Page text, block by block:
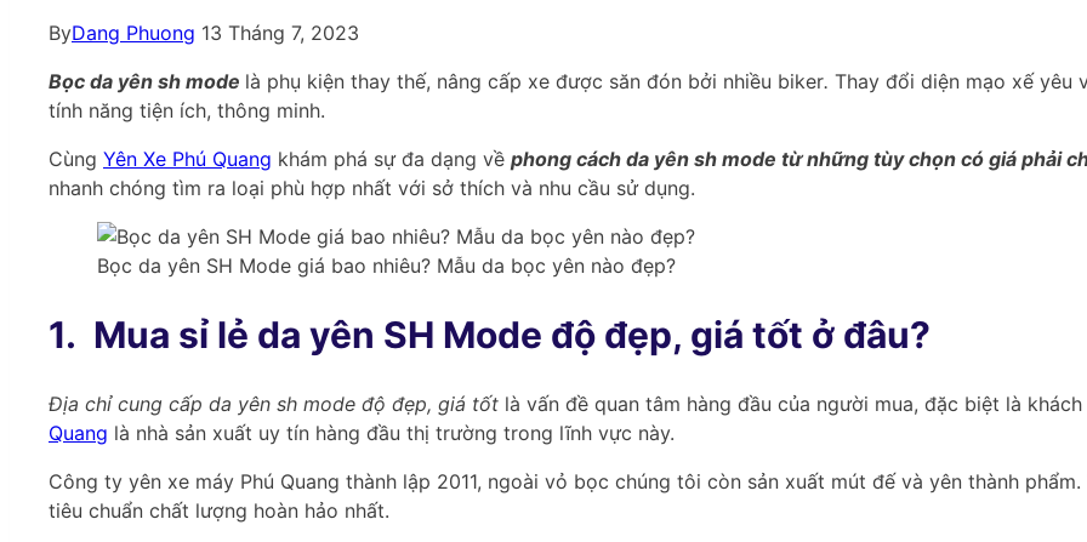
ByDang Phuong 13 Tháng 7, 2023
Bọc da yên sh mode là phụ kiện thay thế, nâng cấp xe được săn đón bởi nhiều biker. Thay đổi diện mạo xế yêu
tính năng tiện ích, thông minh.
Cùng Yên Xe Phú Quang khám phá sự đa dạng về phong cách da yên sh mode từ những tùy chọn có giá phải
nhanh chóng tìm ra loại phù hợp nhất với sở thích và nhu cầu sử dụng.
Bọc da yên SH Mode giá bao nhiêu? Mẫu da bọc yên nào đẹp?
1. Mua sỉ lẻ da yên SH Mode độ đẹp, giá tốt ở đâu?
Địa chỉ cung cấp da yên sh mode độ đẹp, giá tốt là vấn đề quan tâm hàng đầu của người mua, đặc biệt là
Quang là nhà sản xuất uy tín hàng đầu thị trường trong lĩnh vực này.
Công ty yên xe máy Phú Quang thành lập 2011, ngoài vỏ bọc chúng tôi còn sản xuất mút đế và yên thành
tiêu chuẩn chất lượng hoàn hảo nhất.